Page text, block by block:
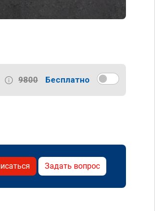
9800 Бесплатно
Задать вопрос